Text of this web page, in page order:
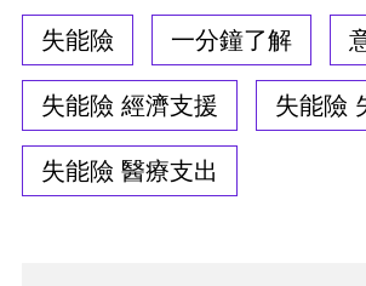
失能險 一分鐘了解
失能險 經濟支援 失能險
失能險 醫療支出